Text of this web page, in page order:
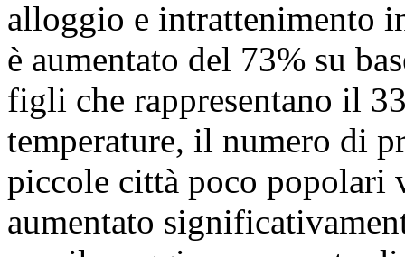
alloggio e intrattenimento
è aumentato del 73% su
figli che rappresentano il
temperature, il numero di
piccole città poco popolari
aumentato